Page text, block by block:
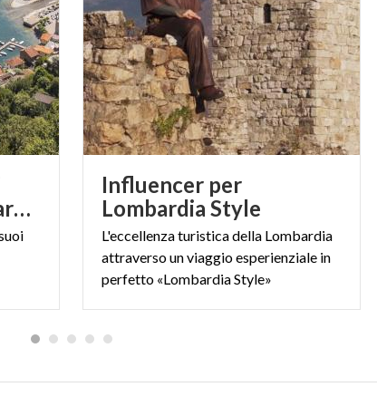
BRIANZA).
mozzafiato in Lombardia
Influencer per
Lombardia Style
L'eccellenza turistica della Lombardia
attraverso un viaggio esperienziale in
perfetto «Lombardia Style»